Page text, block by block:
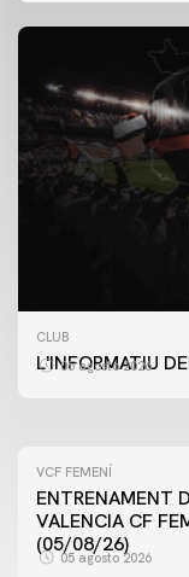
CLUB
L'INFORMATIU
05 agosto 2026
PRIMER EQUIP
ENTRENAMENT
VCF FEMENÍ
ENTRENAMENT
VALENCIA CF
(05/08/26)
05 agosto 2026